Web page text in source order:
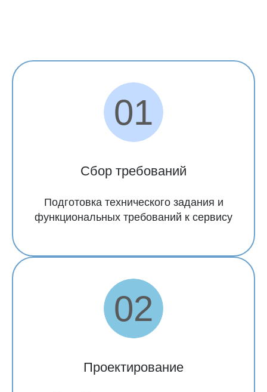
Сбор требований
Подготовка технического задания и
функциональных требований к сервису
Проектирование